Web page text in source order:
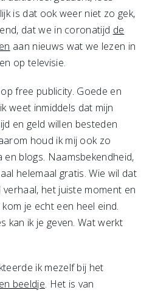
is dat ook weer niet zo gek,
dat we in coronatijd de
aan nieuws wat we lezen in
op televisie.
free publicity. Goede en
weet inmiddels dat mijn
en geld willen besteden
houd ik mij ook zo
en blogs. Naamsbekendheid,
helemaal gratis. Wie wil dat
het juiste moment en
je echt een heel eind.
kan ik je geven. Wat werkt
ik mezelf bij het
beeldje. Het is van